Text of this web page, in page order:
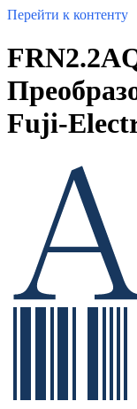
Перейти к контенту
Fuji-